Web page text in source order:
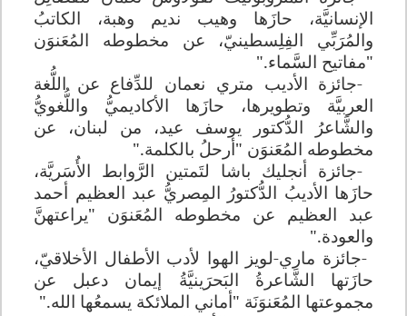
الإنسانيَّة، حازَها وهيب نديم وهبة، الكاتبُ
والمُرَبِّي الفِلِسطينيّ، عن مخطوطه المُعَنوَن
"مفاتيح السَّماء".
-جائزة الأديب متري نعمان للدِّفاع عن اللُّغة
العربيَّة وتطويرها، حازَها الأكاديميُّ واللُّغويُّ
والشَّاعرُ الدُّكتور يوسف عيد، من لبنان، عن
مخطوطه المُعَنوَن "أرحلُ بالكلمة".
-جائزة أنجليك باشا لتَمتين الرَّوابط الأُسَريَّة،
حازَها الأديبُ الدُّكتورُ المِصريُّ عبد العظيم أحمد
عبد العظيم عن مخطوطه المُعَنوَن "يراعتهنَّ
والعودة".
-جائزة ماري-لويز الهوا لأدب الأطفال الأخلاقيّ،
حازَتها الشَّاعرةُ البَحرَينيَّةُ إيمان دعبل عن
مجموعتها المُعَنوَنَة "أماني الملائكة يسمعُها الله".